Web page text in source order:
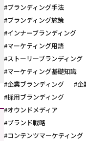
#ブランディング手法
#ブランディング施策
#インナーブランディング
#マーケティング用語
#ストーリーブランディング
#マーケティング基礎知識
#企業ブランディング
#企
#採用ブランディング
#オウンドメディア
#ブランド戦略
#コンテンツマーケティング